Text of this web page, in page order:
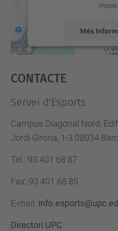
mapa.
Més
powered by
Contacte
Servei d'Esports
Campus Diagonal Nord,
Jordi Girona, 1-3 08034
Tel. : 93 401 68 87
Fax: 93 401 68 85
E-mail :
Directori UPC